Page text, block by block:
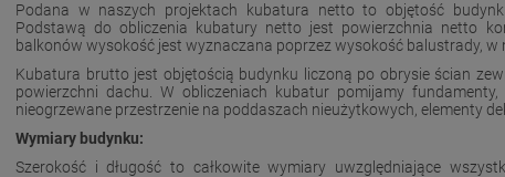
Podana w naszych projektach kubatura netto to objętość
Podstawą do obliczenia kubatury netto jest powierzchnia netto
balkonów wysokość jest wyznaczana poprzez wysokość balustrady, w
Kubatura brutto jest objętością budynku liczoną po obrysie ścian
powierzchni dachu. W obliczeniach kubatur pomijamy
nieogrzewane przestrzenie na poddaszach nieużytkowych, elementy
Wymiary budynku:
Szerokość i długość to całkowite wymiary uwzględniające